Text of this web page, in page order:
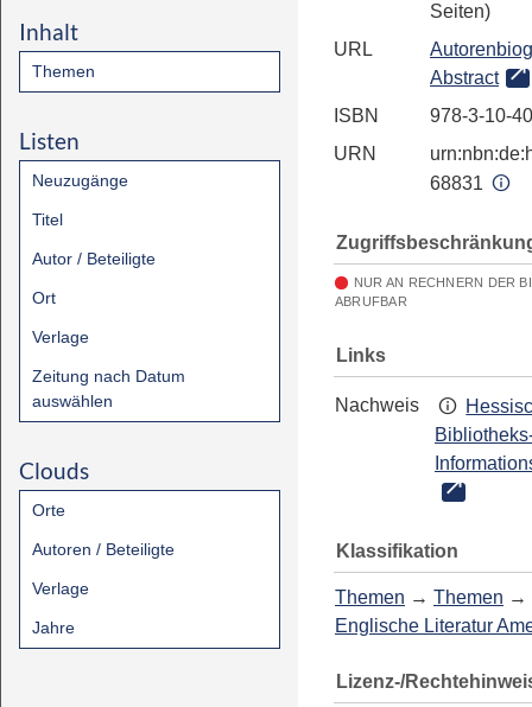
Inhalt
Themen
Listen
Neuzugänge
Titel
Autor / Beteiligte
Ort
Verlage
Zeitung nach Datum
auswählen
Clouds
Orte
Autoren / Beteiligte
Verlage
Jahre
Seiten)
URL
Abstract
ISBN
978-3-10-
URN
68831
NUR AN RECHNERN DER
ABRUFBAR
Links
Nachweis
Klassifikation
Themen → Themen →
Englische Literatur
Lizenz-/